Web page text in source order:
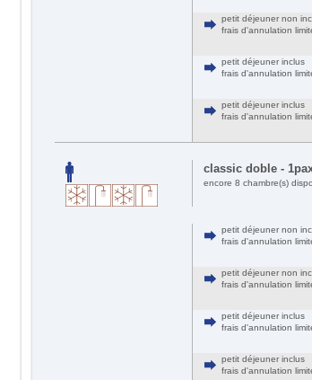
petit déjeuner non
frais d'annulation
petit déjeuner inclus
frais d'annulation
petit déjeuner inclus
frais d'annulation
classic doble -
encore 8 chambre(s)
petit déjeuner non
frais d'annulation
petit déjeuner non
frais d'annulation
petit déjeuner inclus
frais d'annulation
petit déjeuner inclus
frais d'annulation